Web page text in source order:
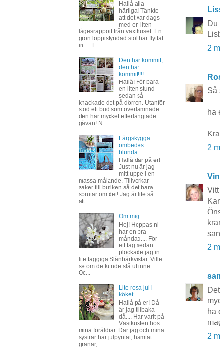
Du
2
Så
ha
2
Vitt
2
ha
2
Hallå alla
härliga! Tänkte
att det var dags
med en liten
lägesrapport från växthuset. En
grön loppisfyndad stol har flyttat
in..... E...
Den har kommit,
den har
kommit!!!!
Hallå! För bara
en liten stund
sedan så
knackade det på dörren. Utanför
stod ett bud som överlämnade
den här mycket efterlängtade
gåvan! N...
Färgskygga
ombedes
blunda.....
Hallå där på er!
Just nu är jag
mitt uppe i en
massa målande. Tillverkar
saker till butiken så det bara
sprutar om det! Jag är lite så
att...
Om mig......
Hej! Hoppas ni
har en bra
måndag.... För
ett tag sedan
plockade jag in
lite taggiga Slånbärkvistar. Ville
se om de kunde slå ut inne...
Oc...
Lite rosa jul i
köket......
Hallå på er! Då
är jag tillbaka
då.... Har varit på
Västkusten hos
mina föräldrar. Där jag och mina
systrar har julpyntat, hämtat
granar, ...